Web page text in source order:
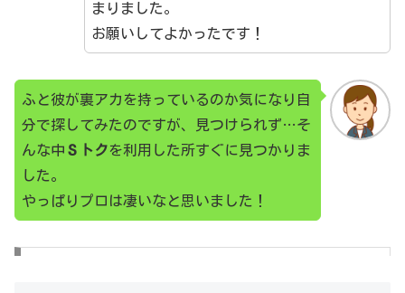
まりました。
お願いしてよかったです！
ふと彼が裏アカを持っているのか気になり自
分で探してみたのですが、見つけられず…そ
んな中 Ｓトクを利用した所すぐに見つかりま
した。
やっぱりプロは凄いなと思いました！